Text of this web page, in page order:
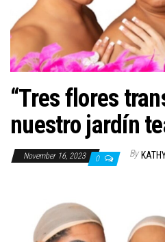
“Tres flores
nuestro jardín
November 16, 2023 0 By